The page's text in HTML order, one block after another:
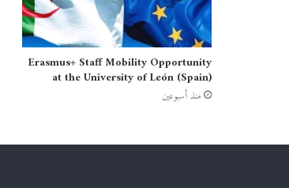
Erasmus+ Staff Mobility Opportunity
at the University of León (Spain)
منذ أسبوعين